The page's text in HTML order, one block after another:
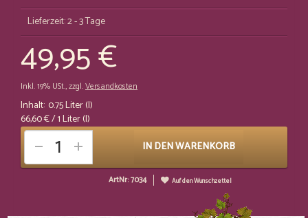
Lieferzeit: 2 - 3 Tage
49,95 €
Inkl. 19% USt.,zzgl.Versandkosten
Inhalt: 0.75 Liter (l)
66,60 €/ 1 Liter (l)
IN DEN WARENKORB
ArtNr: 7034 Auf den Wunschzettel